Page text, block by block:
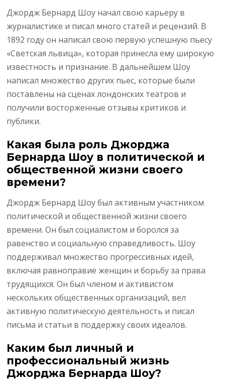
Джордж Бернард Шоу начал свою карьеру в
журналистике и писал много статей и рецензий. В
1892 году он написал свою первую успешную пьесу
«Светская львица», которая принесла ему широкую
известность и признание. В дальнейшем Шоу
написал множество других пьес, которые были
поставлены на сценах лондонских театров и
получили восторженные отзывы критиков и
публики.
Какая была роль Джорджа
Бернарда Шоу в политической и
общественной жизни своего
времени?
Джордж Бернард Шоу был активным участником
политической и общественной жизни своего
времени. Он был социалистом и боролся за
равенство и социальную справедливость. Шоу
поддерживал множество прогрессивных идей,
включая равноправие женщин и борьбу за права
трудящихся. Он был членом и активистом
нескольких общественных организаций, вел
активную политическую деятельность и писал
письма и статьи в поддержку своих идеалов.
Каким был личный и
профессиональный жизнь
Джорджа Бернарда Шоу?